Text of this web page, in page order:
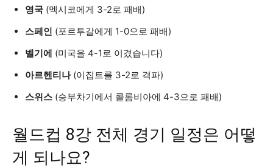
영국 (멕시코에게 3-2로 패배)
스페인 (포르투갈에게 1-0으로 패배)
벨기에 (미국을 4-1로 이겼습니다)
아르헨티나(이집트를 3-2로 격파)
스위스 (승부차기에서 콜롬비아에 4-3으로 패배)
월드컵 8강 전체 경기 일정은 어떻
게 되나요?